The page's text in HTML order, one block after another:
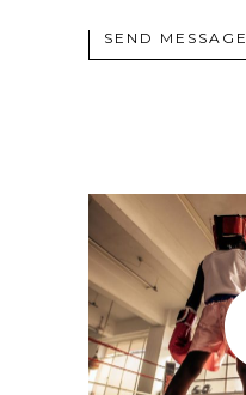
SEND MESSAGE